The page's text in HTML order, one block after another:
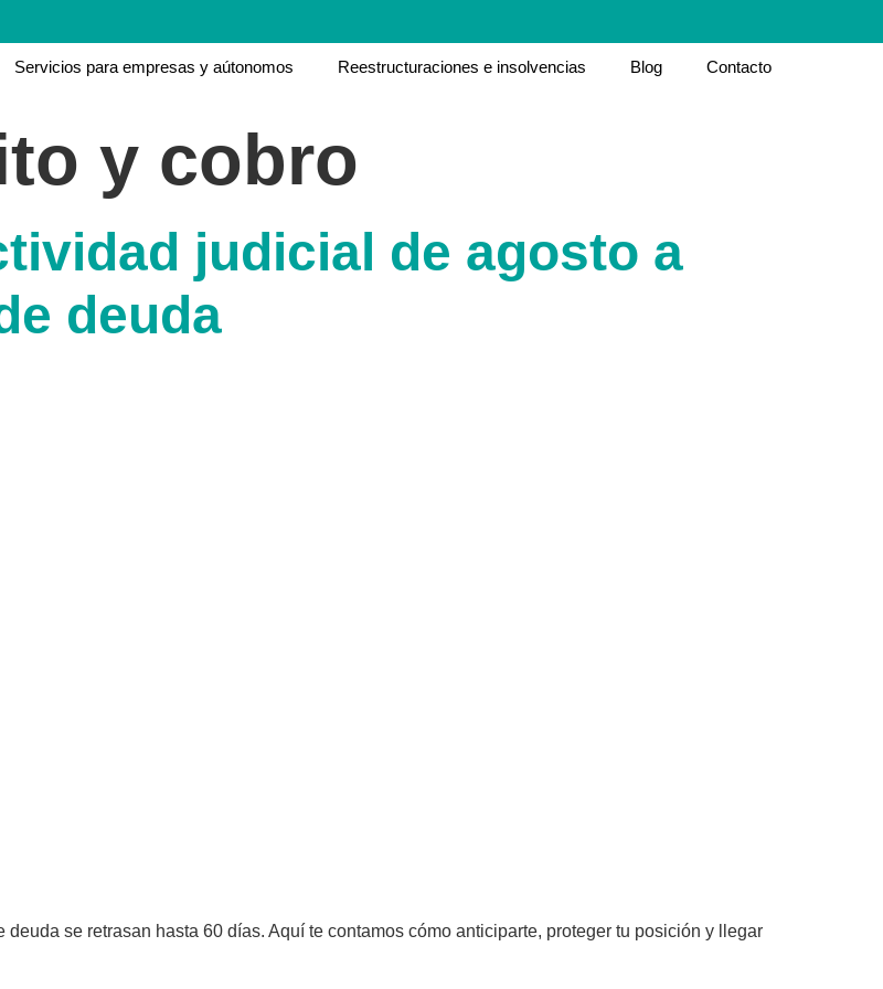
Servicios para empresas y aútonomos Reestructuraciones e insolvencias Blog Contacto
y cobro
judicial de agosto a
deuda
se retrasan hasta 60 días. Aquí te contamos cómo anticiparte, proteger tu posición y llegar